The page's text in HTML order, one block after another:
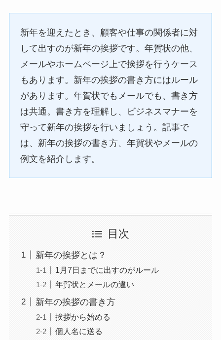
新年を迎えたとき、顧客や仕事の関係者に対
して出すのが新年の挨拶です。年賀状の他、
メールやホームページ上で挨拶を行うケース
もあります。新年の挨拶の書き方にはルール
があります。年賀状でもメールでも、書き方
は共通。書き方を理解し、ビジネスマナーを
守って新年の挨拶を行いましょう。記事で
は、新年の挨拶の書き方、年賀状やメールの
例文を紹介します。
目次
新年の挨拶とは？
1月7日までに出すのがルール
年賀状とメールの違い
新年の挨拶の書き方
挨拶から始める
個人名に送る